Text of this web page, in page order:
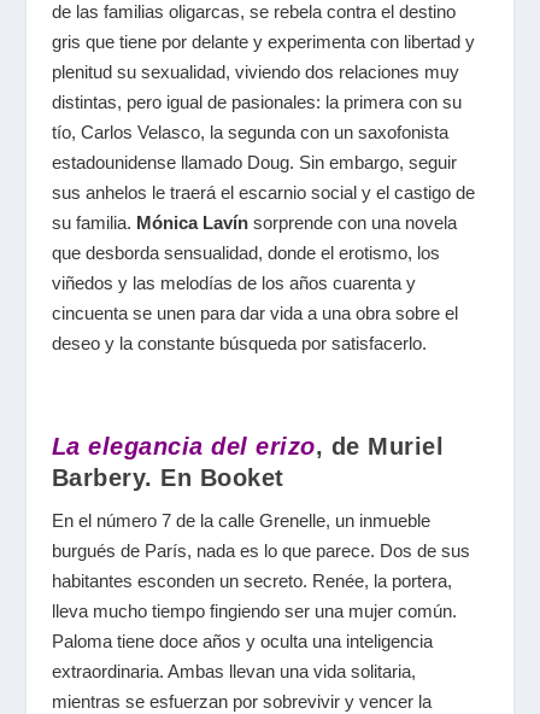
de las familias oligarcas, se rebela contra el destino
gris que tiene por delante y experimenta con libertad y
plenitud su sexualidad, viviendo dos relaciones muy
distintas, pero igual de pasionales: la primera con su
tío, Carlos Velasco, la segunda con un saxofonista
estadounidense llamado Doug. Sin embargo, seguir
sus anhelos le traerá el escarnio social y el castigo de
su familia. Mónica Lavínsorprende con una novela
que desborda sensualidad, donde el erotismo, los
viñedos y las melodías de los años cuarenta y
cincuenta se unen para dar vida a una obra sobre el
deseo y la constante búsqueda por satisfacerlo.
La elegancia del erizo, de Muriel
Barbery. En Booket
En el número 7 de la calle Grenelle, un inmueble
burgués de París, nada es lo que parece. Dos de sus
habitantes esconden un secreto. Renée, la portera,
lleva mucho tiempo fingiendo ser una mujer común.
Paloma tiene doce años y oculta una inteligencia
extraordinaria. Ambas llevan una vida solitaria,
mientras se esfuerzan por sobrevivir y vencer la